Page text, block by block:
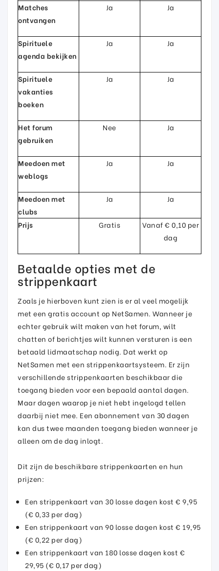
Matches
ontvangen
Ja Ja
Spirituele
agenda bekijken
Ja Ja
Spirituele
vakanties
boeken
Ja Ja
Het forum
gebruiken
Nee Ja
Meedoen met
weblogs
Ja Ja
Meedoen met
clubs
Ja Ja
Prijs Gratis
Vanaf € 0,10 per
dag
Betaalde opties met de
strippenkaart
Zoals je hierboven kunt zien is er al veel mogelijk
met een gratis account op NetSamen. Wanneer je
echter gebruik wilt maken van het forum, wilt
chatten of berichtjes wilt kunnen versturen is een
betaald lidmaatschap nodig. Dat werkt op
NetSamen met een strippenkaartsysteem. Er zijn
verschillende strippenkaarten beschikbaar die
toegang bieden voor een bepaald aantal dagen.
Maar dagen waarop je niet hebt ingelogd tellen
daarbij niet mee. Een abonnement van 30 dagen
kan dus twee maanden toegang bieden wanneer je
alleen om de dag inlogt.
Dit zijn de beschikbare strippenkaarten en hun
prijzen:
Een strippenkaart van 30 losse dagen kost € 9,95
(€ 0,33 per dag)
Een strippenkaart van 90 losse dagen kost € 19,95
(€ 0,22 per dag)
Een strippenkaart van 180 losse dagen kost €
29,95 (€ 0,17 per dag)